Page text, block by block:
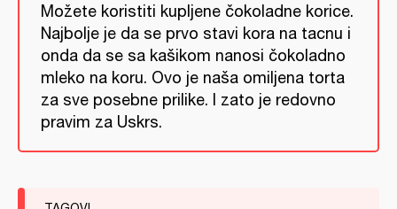
Možete koristiti kupljene čokoladne korice.
Najbolje je da se prvo stavi kora na tacnu i
onda da se sa kašikom nanosi čokoladno
mleko na koru. Ovo je naša omiljena torta
za sve posebne prilike. I zato je redovno
pravim za Uskrs.